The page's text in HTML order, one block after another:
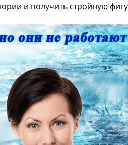
и получить стройную